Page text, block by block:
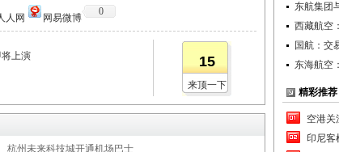
人网 网易微博
0
上演 15
来顶一下
杭州未来科技城开通机场巴士
东航集团
西藏航空
国航：交
东海航空
精彩推荐
空港关
印尼客